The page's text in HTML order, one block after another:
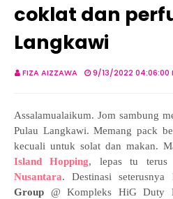
coklat dan
Langkawi
FIZA AIZZAWA 9/13/2022 04:06:00
Assalamualaikum. Jom sambung
Pulau Langkawi. Memang pack
kecuali untuk solat dan makan.
Island Hopping, lepas tu
Nusantara. Destinasi seterusnya
Group @ Kompleks HiG Duty